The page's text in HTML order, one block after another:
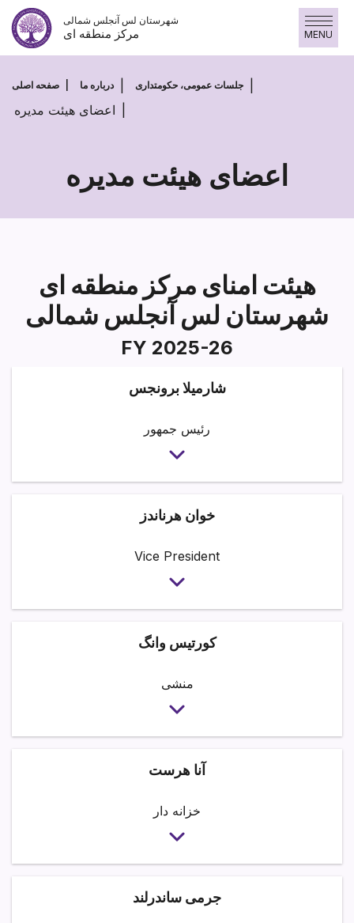
پرش
محتوا
شهرستان لس آنجلس شمالی
مرکز منطقه ای MENU
صفحه اصلی درباره ما جلسات عمومی، حکومتداری
اعضای هیئت مدیره
اعضای هیئت مدیره
اعضای
هیئت
هیئت امنای مرکز منطقه ای
شهرستان لس آنجلس شمالی
FY 2025-26
شارمیلا برونجس
رئیس جمهور
خوان هرناندز
Vice President
کورتیس وانگ
منشی
آنا هرست
خزانه دار
جرمی ساندرلند